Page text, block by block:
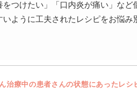
つけたい」「口内炎が痛い」な
ように工夫されたレシピをお悩み
治療中の患者さんの状態にあったレシ